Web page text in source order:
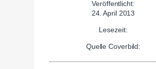
Veröffentlicht:
24. April 2013
Lesezeit:
Quelle Coverbild: